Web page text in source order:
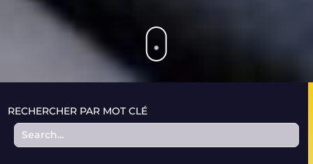
RECHERCHER PAR MOT CLÉ